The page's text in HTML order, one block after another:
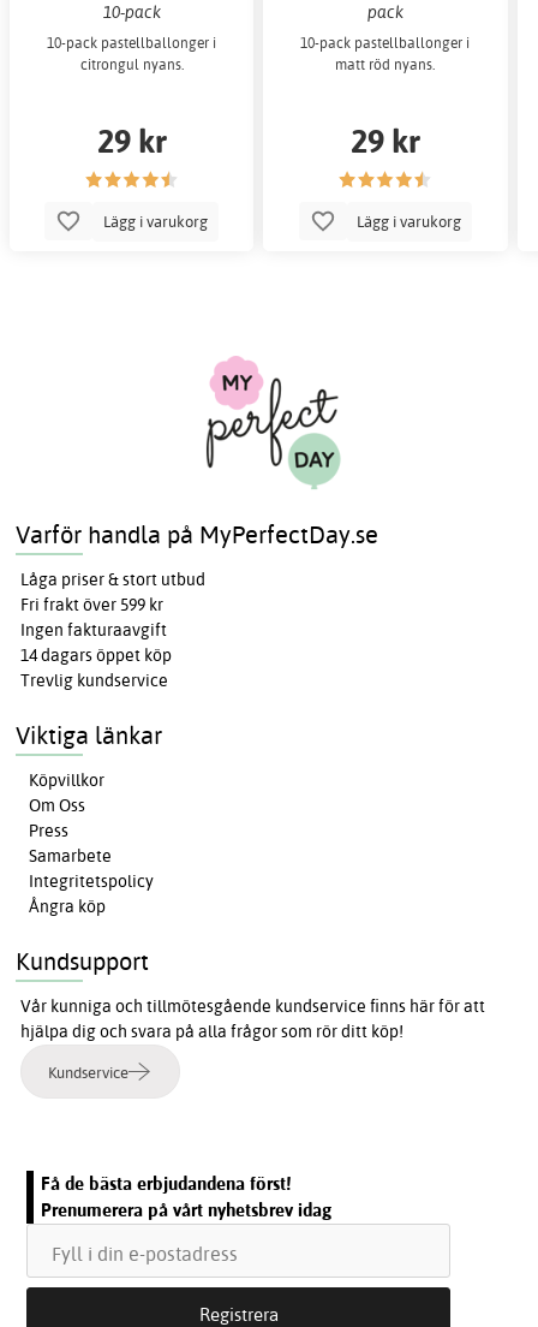
10-pack
10-pack pastellballonger i
citrongul nyans.
29 kr
Lägg i varukorg
pack
10-pack pastellballonger i
matt röd nyans.
29 kr
Lägg i varukorg
Varför handla på MyPerfectDay.se
Låga priser & stort utbud
Fri frakt över 599 kr
Ingen fakturaavgift
14 dagars öppet köp
Trevlig kundservice
Viktiga länkar
Köpvillkor
Om Oss
Press
Samarbete
Integritetspolicy
Ångra köp
Kundsupport
Vår kunniga och tillmötesgående kundservice finns här för att
hjälpa dig och svara på alla frågor som rör ditt köp!
Kundservice
Få de bästa erbjudandena först!
Prenumerera på vårt nyhetsbrev idag